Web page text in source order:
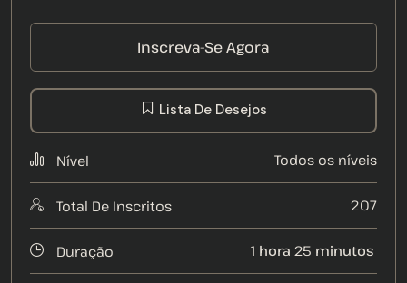
Inscreva-Se Agora
Lista De Desejos
Nível Todos os níveis
Total De Inscritos 207
Duração 1 hora 25 minutos